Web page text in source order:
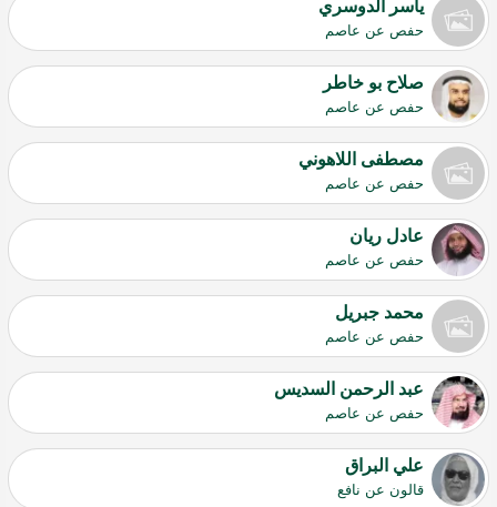
ياسر الدوسري
حفص عن عاصم
صلاح بو خاطر
حفص عن عاصم
مصطفى اللاهوني
حفص عن عاصم
عادل ريان
حفص عن عاصم
محمد جبريل
حفص عن عاصم
عبد الرحمن السديس
حفص عن عاصم
علي البراق
قالون عن نافع